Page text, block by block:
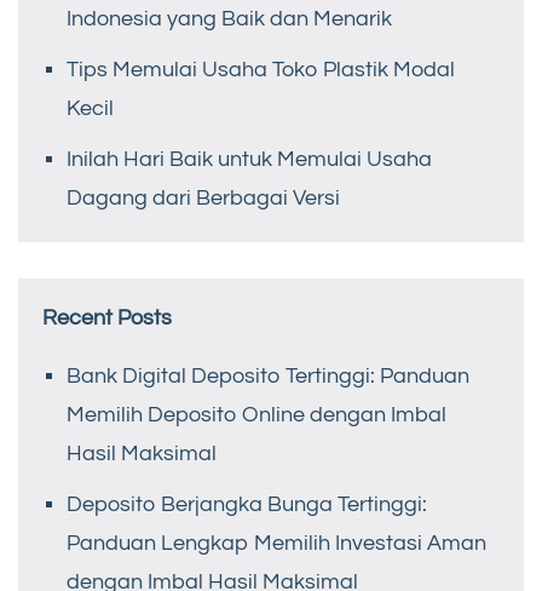
Indonesia yang Baik dan Menarik
Tips Memulai Usaha Toko Plastik Modal
Kecil
Inilah Hari Baik untuk Memulai Usaha
Dagang dari Berbagai Versi
Recent Posts
Bank Digital Deposito Tertinggi: Panduan
Memilih Deposito Online dengan Imbal
Hasil Maksimal
Deposito Berjangka Bunga Tertinggi:
Panduan Lengkap Memilih Investasi Aman
dengan Imbal Hasil Maksimal